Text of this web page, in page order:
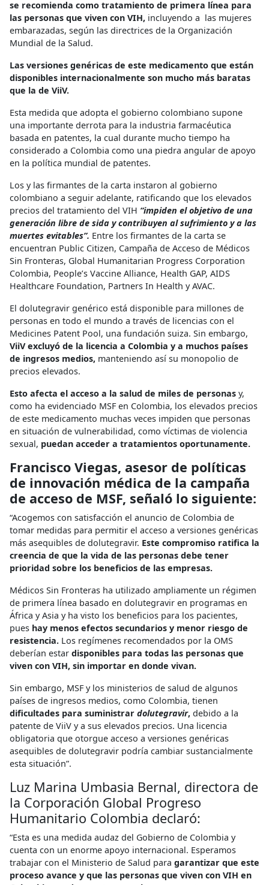
se recomienda como tratamiento de primera línea para
las personas que viven con VIH, incluyendo a las mujeres
embarazadas, según las directrices de la Organización
Mundial de la Salud.
Las versiones genéricas de este medicamento que están
disponibles internacionalmente son mucho más baratas
que la de ViiV.
Esta medida que adopta el gobierno colombiano supone
una importante derrota para la industria farmacéutica
basada en patentes, la cual durante mucho tiempo ha
considerado a Colombia como una piedra angular de apoyo
en la política mundial de patentes.
Los y las firmantes de la carta instaron al gobierno
colombiano a seguir adelante, ratificando que los elevados
precios del tratamiento del VIH “impiden el objetivo de una
generación libre de sida y contribuyen al sufrimiento y a las
muertes evitables”. Entre los firmantes de la carta se
encuentran Public Citizen, Campaña de Acceso de Médicos
Sin Fronteras, Global Humanitarian Progress Corporation
Colombia, People’s Vaccine Alliance, Health GAP, AIDS
Healthcare Foundation, Partners In Health y AVAC.
El dolutegravir genérico está disponible para millones de
personas en todo el mundo a través de licencias con el
Medicines Patent Pool, una fundación suiza. Sin embargo,
ViiV excluyó de la licencia a Colombia y a muchos países
de ingresos medios, manteniendo así su monopolio de
precios elevados.
Esto afecta el acceso a la salud de miles de personas y,
como ha evidenciado MSF en Colombia, los elevados precios
de este medicamento muchas veces impiden que personas
en situación de vulnerabilidad, como víctimas de violencia
sexual, puedan acceder a tratamientos oportunamente.
Francisco Viegas, asesor de políticas
de innovación médica de la campaña
de acceso de MSF, señaló lo siguiente:
“Acogemos con satisfacción el anuncio de Colombia de
tomar medidas para permitir el acceso a versiones genéricas
más asequibles de dolutegravir. Este compromiso ratifica la
creencia de que la vida de las personas debe tener
prioridad sobre los beneficios de las empresas.
Médicos Sin Fronteras ha utilizado ampliamente un régimen
de primera línea basado en dolutegravir en programas en
África y Asia y ha visto los beneficios para los pacientes,
pues hay menos efectos secundarios y menor riesgo de
resistencia. Los regímenes recomendados por la OMS
deberían estar disponibles para todas las personas que
viven con VIH, sin importar en donde vivan.
Sin embargo, MSF y los ministerios de salud de algunos
países de ingresos medios, como Colombia, tienen
dificultades para suministrar dolutegravir, debido a la
patente de ViiV y a sus elevados precios. Una licencia
obligatoria que otorgue acceso a versiones genéricas
asequibles de dolutegravir podría cambiar sustancialmente
esta situación”.
Luz Marina Umbasia Bernal, directora de
la Corporación Global Progreso
Humanitario Colombia declaró:
“Esta es una medida audaz del Gobierno de Colombia y
cuenta con un enorme apoyo internacional. Esperamos
trabajar con el Ministerio de Salud para garantizar que este
proceso avance y que las personas que viven con VIH en